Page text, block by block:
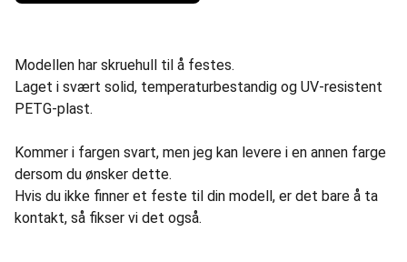
Modellen har skruehull til å festes.
Laget i svært solid, temperaturbestandig og UV-resistent
PETG-plast.
Kommer i fargen svart, men jeg kan levere i en annen farge
dersom du ønsker dette.
Hvis du ikke finner et feste til din modell, er det bare å ta
kontakt, så fikser vi det også.